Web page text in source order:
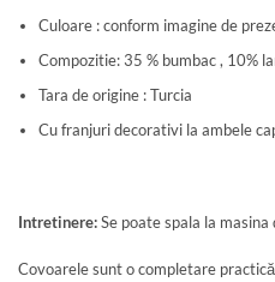
Culoare : conform imagine de
Compozitie: 35 % bumbac , 10%
Tara de origine : Turcia
Cu franjuri decorativi la ambele
Intretinere:Se poate spala la
Covoarele sunt o completare